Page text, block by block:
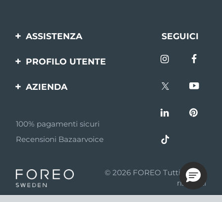
ASSISTENZA
Contattaci
batteria
SEGUICI
PROFILO UTENTE
prodotto
AZIENDA
Affiliazione
Notizie di affiliazione
Rivenditori
100% pagamenti sicuri
Recensioni Bazaarvoice
© 2026 FOREO Tutti i diritti
riservati